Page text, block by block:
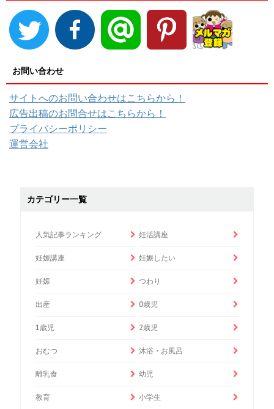
お問い合わせ
サイトへのお問い合わせはこちらから！
広告出稿のお問合せはこちらから！
プライバシーポリシー
運営会社
カテゴリー一覧
人気記事ランキング 妊活講座
妊娠講座 妊娠したい
妊娠 つわり
出産 0歳児
1歳児 2歳児
おむつ 沐浴・お風呂
離乳食 幼児
教育 小学生